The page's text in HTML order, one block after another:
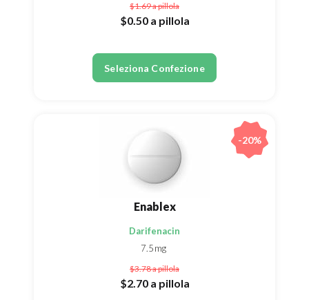
$1.69a pillola
$0.50 a pillola
Seleziona Confezione
Enablex
Darifenacin
7.5mg
$3.78a pillola
$2.70 a pillola
-20%